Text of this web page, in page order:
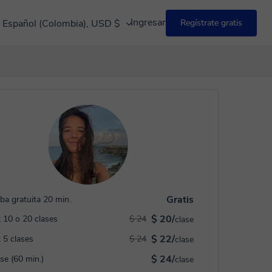
Español (Colombia), USD $ Ingresar Regístrate gratis
gratuita 20 min. Gratis
10 o 20 clases $ 20/clase
$ 24
5 clases
$ 22/clase
$ 24
(60 min.)
$ 24/clase